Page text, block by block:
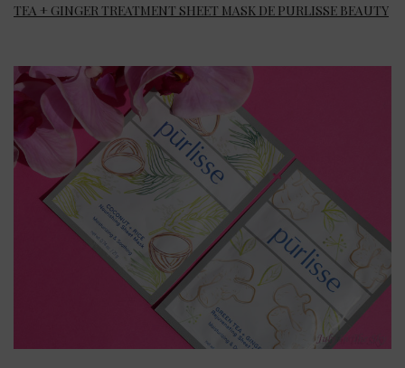
TEA + GINGER TREATMENT SHEET MASK DE PURLISSE BEAUTY